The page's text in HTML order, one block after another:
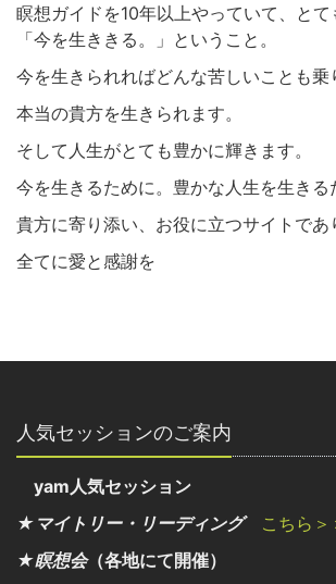
瞑想ガイドを10年以上やっていて、と
「今を生ききる。」ということ。
今を生きられればどんな苦しいことも乗
本当の貴方を生きられます。
そして人生がとても豊かに輝きます。
今を生きるために。豊かな人生を生きる
貴方に寄り添い、お役に立つサイトであ
全てに愛と感謝を
人気セッションのご案内
yam人気セッション
★マイトリー・リーディング
こちら＞
★瞑想会（各地にて開催）